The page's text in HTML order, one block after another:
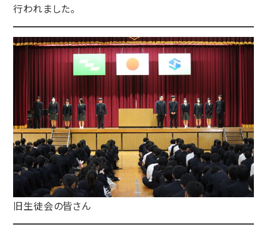
行われました。
旧生徒会の皆さん